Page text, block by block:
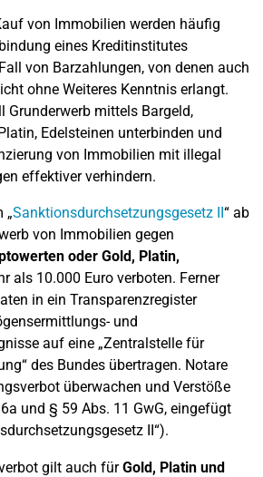
von Immobilien werden häufig
eines Kreditinstitutes
von Barzahlungen, von denen auch
ohne Weiteres Kenntnis erlangt.
Grunderwerb mittels Bargeld,
Edelsteinen unterbinden und
von Immobilien mit illegal
effektiver verhindern.
„Sanktionsdurchsetzungsgesetz II“ ab
von Immobilien gegen
oder Gold, Platin,
als 10.000 Euro verboten. Ferner
in ein Transparenzregister
und
auf eine „Zentralstelle für
des Bundes übertragen. Notare
überwachen und Verstöße
und § 59 Abs. 11 GwG, eingefügt
II“).
gilt auch fürGold, Platin und